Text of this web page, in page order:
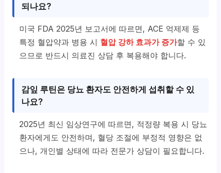
되나요?
미국 FDA 2025년 보고서에 따르면, ACE 억제제 등
특정 혈압약과 병용 시 혈압 강하 효과가 증가할 수 있
으므로 반드시 의료진 상담 후 복용해야 합니다.
감잎 루틴은 당뇨 환자도 안전하게 섭취할 수 있
나요?
2025년 최신 임상연구에 따르면, 적정량 복용 시 당뇨
환자에게도 안전하며, 혈당 조절에 부정적 영향은 없
으나, 개인별 상태에 따라 전문가 상담이 필요합니다.